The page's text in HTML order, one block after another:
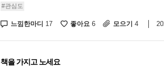
#관심도
느낌한마디 17 좋아요 6 모으기 4
책을 가지고 노세요